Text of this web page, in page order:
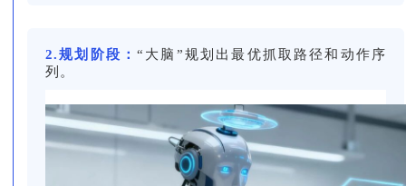
2.规划阶段：“大脑”规划出最优抓取路径和动作序
列。